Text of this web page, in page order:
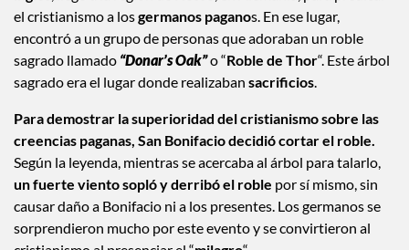
sagrado y un árbol de Navidad.
La leyenda cuenta queSan Bonifacio, unmisionero cristiano
inglés, llegó a la región de Hesse, en Alemania, para predicar
el cristianismo a los germanos paganos. En ese lugar,
encontró a un grupo de personas que adoraban un roble
sagrado llamado“Donar’s Oak”o “Roble de Thor“. Este árbol
sagrado era el lugar donde realizabansacrificios.
Para demostrar la superioridad del cristianismo sobre las
creencias paganas, San Bonifacio decidió cortar el roble.
Según la leyenda, mientras se acercaba al árbol para talarlo,